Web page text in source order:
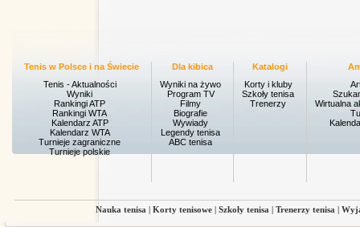
Tenis w Polsce i na Świecie
Tenis - Aktualności
Wyniki
Rankingi ATP
Rankingi WTA
Kalendarz ATP
Kalendarz WTA
Turnieje zagraniczne
Turnieje polskie
Dla kibica
Wyniki na żywo
Program TV
Filmy
Biografie
Wywiady
Legendy tenisa
ABC tenisa
Katalogi
Korty i kluby
Szkoły tenisa
Trenerzy
Wirtualna
Nauka tenisa | Korty tenisowe | Szkoły tenisa | Trenerzy tenisa |